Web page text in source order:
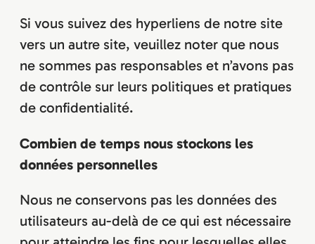
Si vous suivez des hyperliens de notre site
vers un autre site, veuillez noter que nous
ne sommes pas responsables et n’avons pas
de contrôle sur leurs politiques et pratiques
de confidentialité.
Combien de temps nous stockons les
données personnelles
Nous ne conservons pas les données des
utilisateurs au-delà de ce qui est nécessaire